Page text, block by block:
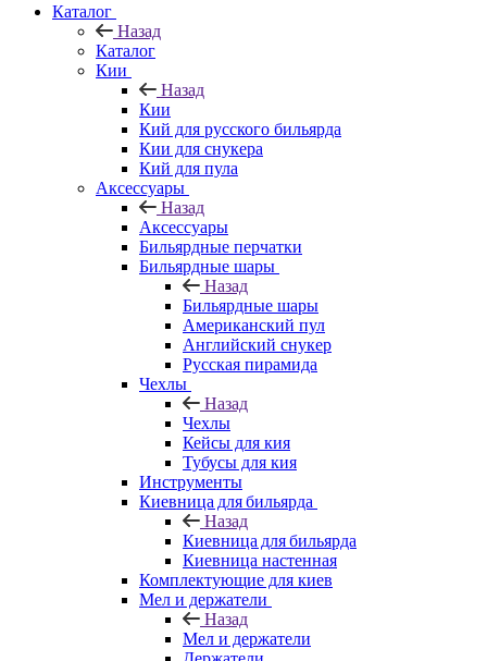
Каталог
Назад
Каталог
Кии
Назад
Кии
Кий для русского бильярда
Кии для снукера
Кий для пула
Аксессуары
Назад
Аксессуары
Бильярдные перчатки
Бильярдные шары
Назад
Бильярдные шары
Американский пул
Английский снукер
Русская пирамида
Чехлы
Назад
Чехлы
Кейсы для кия
Тубусы для кия
Инструменты
Киевница для бильярда
Назад
Киевница для бильярда
Киевница настенная
Комплектующие для киев
Мел и держатели
Назад
Мел и держатели